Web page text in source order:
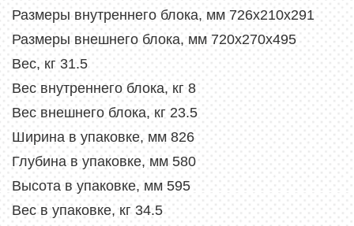
Размеры внутреннего блока, мм 726x210x291
Размеры внешнего блока, мм 720x270x495
Вес, кг 31.5
Вес внутреннего блока, кг 8
Вес внешнего блока, кг 23.5
Ширина в упаковке, мм 826
Глубина в упаковке, мм 580
Высота в упаковке, мм 595
Вес в упаковке, кг 34.5